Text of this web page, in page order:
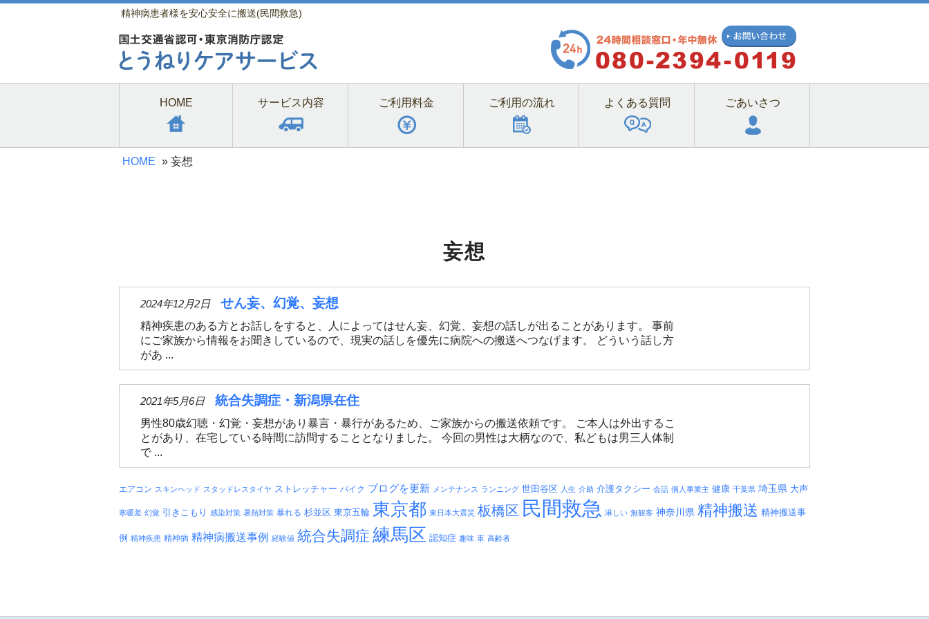
精神病患者様を安心安全に搬送(民間救急)
HOME サービス内容 ご利用料金 ご利用の流れ よくある質問 ごあいさつ
HOME » 妄想
妄想
2024年12月2日 せん妄、幻覚、妄想
精神疾患のある方とお話しをすると、人によってはせん妄、幻覚、妄想の話しが出ることがあります。 事前
にご家族から情報をお聞きしているので、現実の話しを優先に病院への搬送へつなげます。 どういう話し方
があ ...
2021年5月6日 統合失調症・新潟県在住
男性80歳幻聴・幻覚・妄想があり暴言・暴行があるため、ご家族からの搬送依頼です。 ご本人は外出するこ
とがあり、在宅している時間に訪問することとなりました。 今回の男性は大柄なので、私どもは男三人体制
で ...
エアコン スキンヘッド スタッドレスタイヤ ストレッチャー バイク ブログを更新 メンテナンス ランニング 世田谷区 人生 介助 介護タクシー 会話 個人事業主 健康 千葉県 埼玉県 大声
寒暖差 幻覚 引きこもり 感染対策 暑熱対策 暴れる 杉並区 東京五輪 東京都 東日本大震災 板橋区 民間救急 淋しい 無観客 神奈川県 精神搬送 精神搬送事
例 精神疾患 精神病 精神病搬送事例 経験値 統合失調症 練馬区 認知症 趣味 車 高齢者